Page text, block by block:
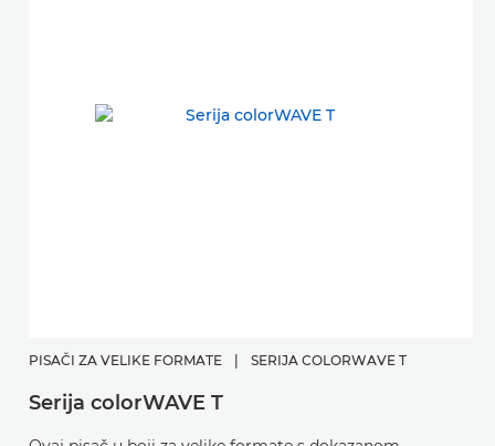
PISAČI ZA VELIKE FORMATE SERIJA COLORWAVE T
Serija colorWAVE T